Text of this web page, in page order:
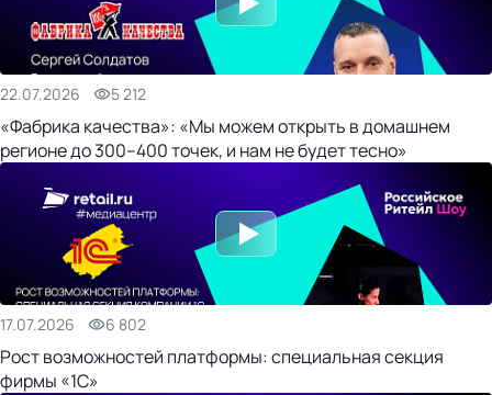
22.07.2026 5 212
«Фабрика качества»: «Мы можем открыть в домашнем
регионе до 300–400 точек, и нам не будет тесно»
17.07.2026 6 802
Рост возможностей платформы: специальная секция
фирмы «1С»